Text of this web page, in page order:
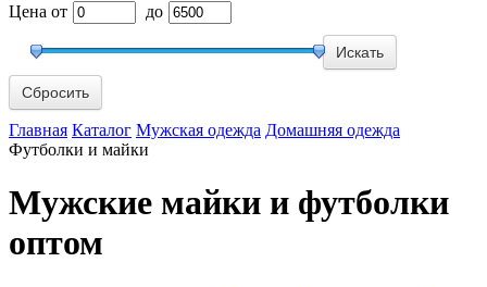
Цена от до
Сбросить
Главная Каталог Мужская одежда Домашняя одежда
Футболки и майки
Мужские майки и футболки
оптом